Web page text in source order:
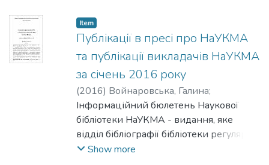
публікації викладачів НаУКМА
(основного складу), а також інформацію
про НаУКМА в пресі.
Item
Публікації в пресі про НаУКМА
та публікації викладачів НаУКМА
за січень 2016 року
(2016) Войнаровська, Галина;
Патрушева, Тетяна
Інформаційний бюлетень Наукової
бібліотеки НаУКМА - видання, яке
відділ бібліографії бібліотеки регулярно
готує на основі перегляду преси.
Show more